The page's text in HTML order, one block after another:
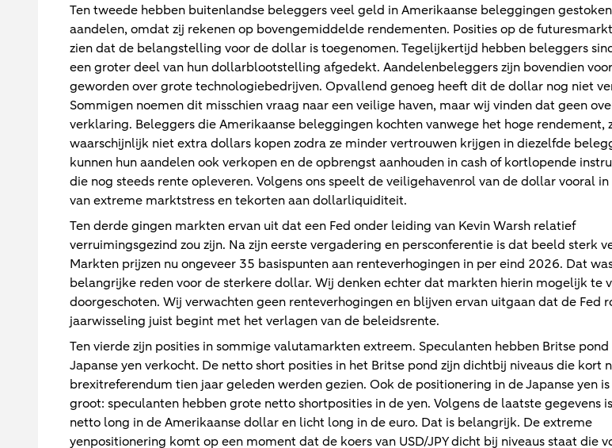
Ten tweede hebben buitenlandse beleggers veel geld in Amerikaanse beleggingen
aandelen, omdat zij rekenen op bovengemiddelde rendementen. Posities op de
zien dat de belangstelling voor de dollar is toegenomen. Tegelijkertijd hebben beleggers
een groter deel van hun dollarblootstelling afgedekt. Aandelenbeleggers zijn bovendien
geworden over grote technologiebedrijven. Opvallend genoeg heeft dit de dollar nog niet
Sommigen noemen dit misschien vraag naar een veilige haven, maar wij vinden dat geen
verklaring. Beleggers die Amerikaanse beleggingen kochten vanwege het hoge rendement,
waarschijnlijk niet extra dollars kopen zodra ze minder vertrouwen krijgen in diezelfde
kunnen hun aandelen ook verkopen en de opbrengst aanhouden in cash of kortlopende
die nog steeds rente opleveren. Volgens ons speelt de veiligehavenrol van de dollar vooral
van extreme marktstress en tekorten aan dollarliquiditeit.
Ten derde gingen markten ervan uit dat een Fed onder leiding van Kevin Warsh relatief
verruimingsgezind zou zijn. Na zijn eerste vergadering en persconferentie is dat beeld sterk
Markten prijzen nu ongeveer 35 basispunten aan renteverhogingen in per eind 2026. Dat
belangrijke reden voor de sterkere dollar. Wij denken echter dat markten hierin mogelijk te
doorgeschoten. Wij verwachten geen renteverhogingen en blijven ervan uitgaan dat de Fed
jaarwisseling juist begint met het verlagen van de beleidsrente.
Ten vierde zijn posities in sommige valutamarkten extreem. Speculanten hebben Britse pond
Japanse yen verkocht. De netto short posities in het Britse pond zijn dichtbij niveaus die kort
brexitreferendum tien jaar geleden werden gezien. Ook de positionering in de Japanse yen is
groot: speculanten hebben grote netto shortposities in de yen. Volgens de laatste gegevens
netto long in de Amerikaanse dollar en licht long in de euro. Dat is belangrijk. De extreme
yenpositionering komt op een moment dat de koers van USD/JPY dicht bij niveaus staat die